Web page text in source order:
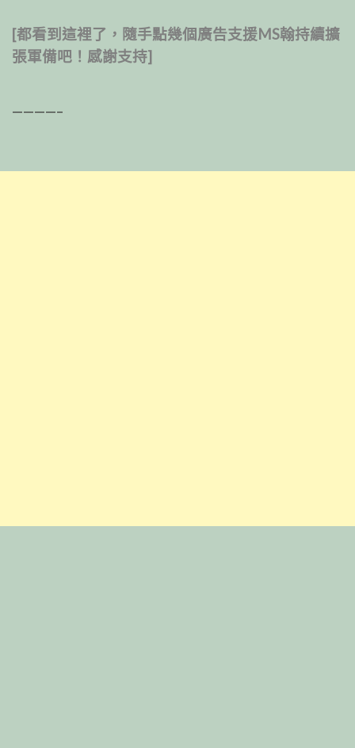
[都看到這裡了，隨手點幾個廣告支援MS翰持續擴
張軍備吧！感謝支持]
————–